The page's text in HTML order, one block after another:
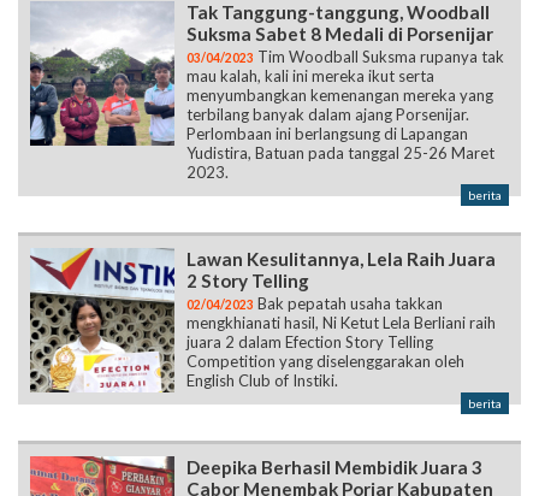
Tak Tanggung-tanggung, Woodball
Suksma Sabet 8 Medali di Porsenijar
03/04/2023 Tim Woodball Suksma rupanya tak
mau kalah, kali ini mereka ikut serta
menyumbangkan kemenangan mereka yang
terbilang banyak dalam ajang Porsenijar.
Perlombaan ini berlangsung di Lapangan
Yudistira, Batuan pada tanggal 25-26 Maret
2023.
berita
Lawan Kesulitannya, Lela Raih Juara
2 Story Telling
02/04/2023 Bak pepatah usaha takkan
mengkhianati hasil, Ni Ketut Lela Berliani raih
juara 2 dalam Efection Story Telling
Competition yang diselenggarakan oleh
English Club of Instiki.
berita
Deepika Berhasil Membidik Juara 3
Cabor Menembak Porjar Kabupaten